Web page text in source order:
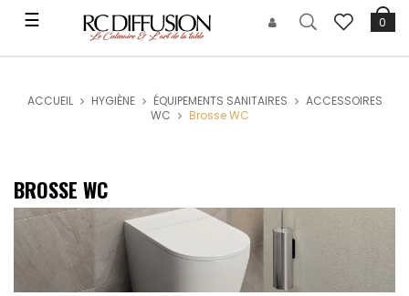
Basculer
la
navigation
☰ 0
ACCUEIL HYGIÈNE ÉQUIPEMENTS SANITAIRES
ACCESSOIRES
WC
Brosse WC
BROSSE WC